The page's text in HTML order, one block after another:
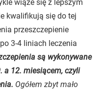
wiąże się z lepszym
kwalifikują się do tej
przeszczepienie
3-4 liniach leczenia
są wykonywane
a 12. miesiącem, czyli
Ogółem zbyt mało